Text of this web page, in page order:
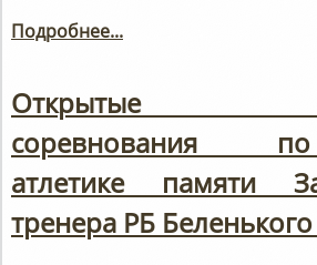
Подробнее...
Открытые
соревнования
атлетике памяти
тренера РБ